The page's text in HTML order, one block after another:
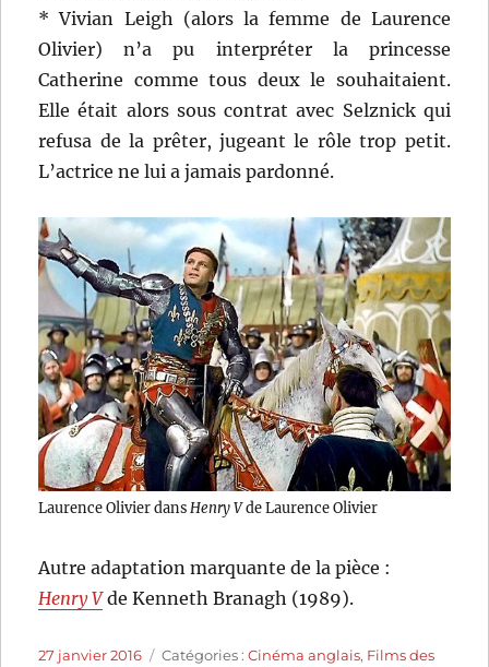
* Vivian Leigh (alors la femme de Laurence
Olivier) n’a pu interpréter la princesse
Catherine comme tous deux le souhaitaient.
Elle était alors sous contrat avec Selznick qui
refusa de la prêter, jugeant le rôle trop petit.
L’actrice ne lui a jamais pardonné.
Laurence Olivier dans Henry Vde Laurence Olivier
Autre adaptation marquante de la pièce :
Henry Vde Kenneth Branagh (1989).
Publié
27 janvier 2016 Catégories
Catégories :Cinéma anglais, Films des